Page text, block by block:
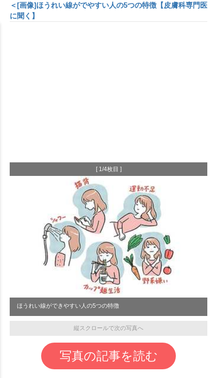
＜[画像]ほうれい線がでやすい人の5つの特徴【皮膚科専門医
に聞く】
[ 1/4枚目 ]
ほうれい線ができやすい人の5つの特徴
縦スクロールで次の写真へ
写真の記事を読む